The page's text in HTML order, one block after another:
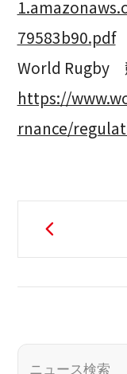
79583b90.pdf
World Rugby
https://
rnance/